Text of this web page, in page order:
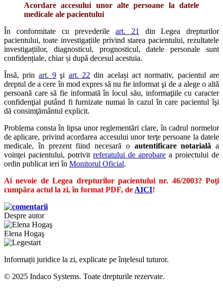
Acordare accesului unor alte persoane la datele
medicale ale pacientului
În conformitate cu prevederile art. 21
din Legea drepturilor
pacientului, toate investigațiile privind starea pacientului, rezultatele
investigațiilor, diagnosticul, prognosticul, datele personale sunt
confidențiale, chiar și după decesul acestuia.
Însă, prin art. 9 şi art. 22 din același act normativ, pacientul are
dreptul de a cere în mod expres să nu fie informat şi de a alege o altă
persoană care să fie informată în locul său, informaţiile cu caracter
confidenţial putând fi furnizate numai în cazul în care pacientul îşi
dă consimţământul explicit.
Problema consta în lipsa unor reglementări clare, în cadrul normelor
de aplicare, privind acordarea accesului unor terţe persoane la datele
medicale, în prezent fiind necesară o autentificare notarială a
voinţei pacientului, potrivit referatului de aprobare a proiectului de
ordin publicat ieri în Monitorul Oficial.
Ai nevoie de Legea drepturilor pacientului nr. 46/2003? Poţi
cumpăra actul la zi, în format PDF, de AICI!
Despre autor
Elena Hogaş
Informații juridice la zi, explicate pe înțelesul tuturor.
© 2025 Indaco Systems. Toate drepturile rezervate.